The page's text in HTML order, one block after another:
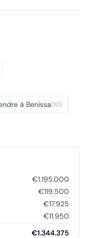
à Benissa(10)
€1.195.000
€119.500
€17.925
€11.950
€1.344.375